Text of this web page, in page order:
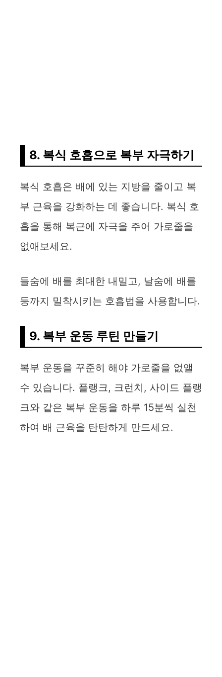
8. 복식 호흡으로 복부 자극하기
복식 호흡은 배에 있는 지방을 줄이고 복
부 근육을 강화하는 데 좋습니다. 복식 호
흡을 통해 복근에 자극을 주어 가로줄을
없애보세요.
들숨에 배를 최대한 내밀고, 날숨에 배를
등까지 밀착시키는 호흡법을 사용합니다.
9. 복부 운동 루틴 만들기
복부 운동을 꾸준히 해야 가로줄을 없앨
수 있습니다. 플랭크, 크런치, 사이드 플랭
크와 같은 복부 운동을 하루 15분씩 실천
하여 배 근육을 탄탄하게 만드세요.